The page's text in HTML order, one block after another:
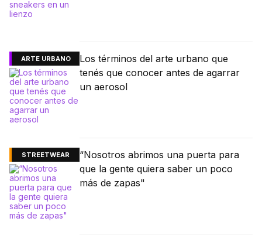
ARTE URBANO
Los términos del arte urbano que
tenés que conocer antes de agarrar
un aerosol
STREETWEAR
“Nosotros abrimos una puerta para
que la gente quiera saber un poco
más de zapas"